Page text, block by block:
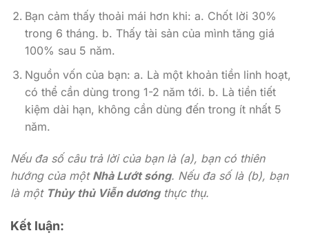
Bạn cảm thấy thoải mái hơn khi: a. Chốt lời 30%
trong 6 tháng. b. Thấy tài sản của mình tăng giá
100% sau 5 năm.
Nguồn vốn của bạn: a. Là một khoản tiền linh hoạt,
có thể cần dùng trong 1-2 năm tới. b. Là tiền tiết
kiệm dài hạn, không cần dùng đến trong ít nhất 5
năm.
Nếu đa số câu trả lời của bạn là (a), bạn có thiên
hướng của một Nhà Lướt sóng. Nếu đa số là (b), bạn
là một Thủy thủ Viễn dươngthực thụ.
Kết luận: